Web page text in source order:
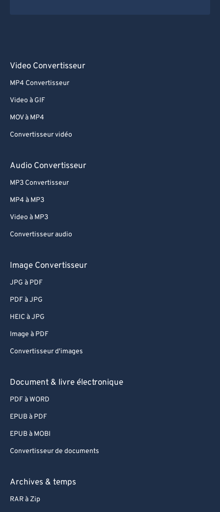
Video Convertisseur
MP4 Convertisseur
Video à GIF
MOV à MP4
Convertisseur vidéo
Audio Convertisseur
MP3 Convertisseur
MP4 à MP3
Video à MP3
Convertisseur audio
Image Convertisseur
JPG à PDF
PDF à JPG
HEIC à JPG
Image à PDF
Convertisseur d'images
Document & livre électronique
PDF à WORD
EPUB à PDF
EPUB à MOBI
Convertisseur de documents
Archives & temps
RAR à Zip